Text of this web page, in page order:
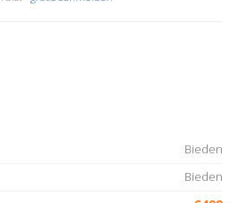
Bieden
Bieden